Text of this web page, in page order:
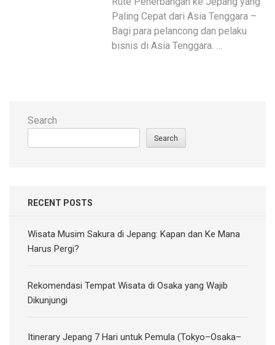
Paling Cepat dari Asia Tenggara –
Bagi para pelancong dan pelaku
bisnis di Asia Tenggara. …
Search
Search
RECENT POSTS
Wisata Musim Sakura di Jepang: Kapan dan Ke Mana
Harus Pergi?
Rekomendasi Tempat Wisata di Osaka yang Wajib
Dikunjungi
Itinerary Jepang 7 Hari untuk Pemula (Tokyo–Osaka–